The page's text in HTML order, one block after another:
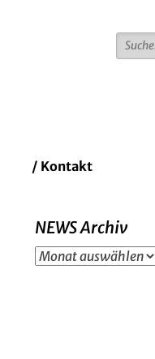
Suche
für:
/ Kontakt
NEWS Archiv
NEWS